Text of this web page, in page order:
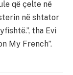
që çelte në
në shtator
tha Evi
My French”.